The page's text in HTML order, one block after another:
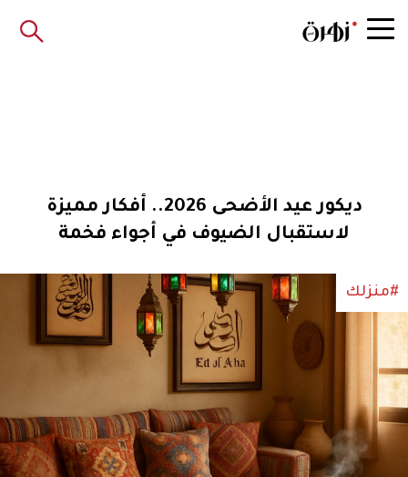
ديكور عيد الأضحى 2026.. أفكار مميزة
لاستقبال الضيوف في أجواء فخمة
#منزلك